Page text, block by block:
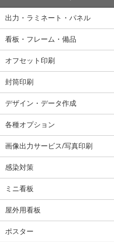
出力・ラミネート・パネル
看板・フレーム・備品
オフセット印刷
封筒印刷
デザイン・データ作成
各種オプション
画像出力サービス/写真印刷
感染対策
ミニ看板
屋外用看板
ポスター